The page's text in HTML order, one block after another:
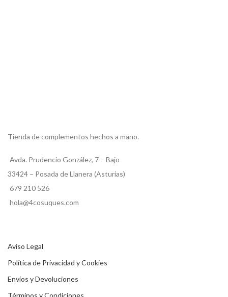
Tienda de complementos hechos a mano.
Avda. Prudencio González, 7 – Bajo
33424 – Posada de Llanera (Asturias)
679 210 526
hola@4cosuques.com
Aviso Legal
Política de Privacidad y Cookies
Envíos y Devoluciones